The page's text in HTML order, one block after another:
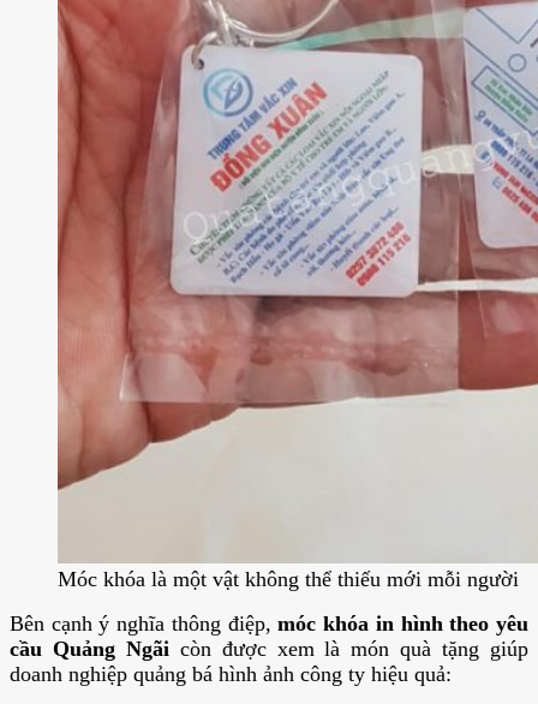
Móc khóa là một vật không thể thiếu mới mỗi người
Bên cạnh ý nghĩa thông điệp,móc khóa in hình theo yêu
cầu Quảng Ngãi còn được xem là món quà tặng giúp
doanh nghiệp quảng bá hình ảnh công ty hiệu quả: